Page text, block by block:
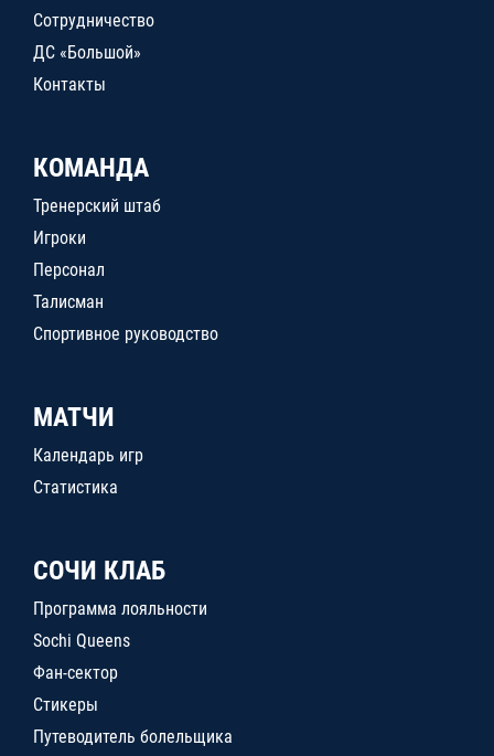
Сотрудничество
ДС «Большой»
Контакты
КОМАНДА
Тренерский штаб
Игроки
Персонал
Талисман
Спортивное руководство
МАТЧИ
Календарь игр
Статистика
СОЧИ КЛАБ
Программа лояльности
Sochi Queens
Фан-сектор
Стикеры
Путеводитель болельщика